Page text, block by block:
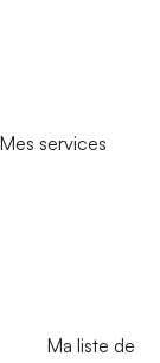
Mes services
Ma liste de